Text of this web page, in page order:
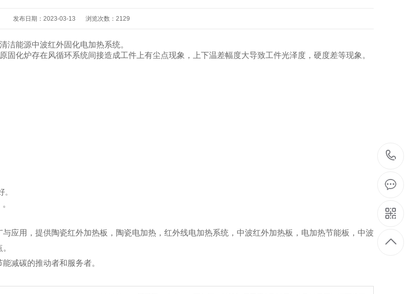
发布日期：2023-03-13 浏览次数：2129
洁能源中波红外固化电加热系统。
化炉存在风循环系统间接造成工件上有尘点现象，上下温差幅度大导致工件光泽度，硬度差等现象。
。
应用，提供陶瓷红外加热板，陶瓷电加热，红外线电加热系统，中波红外加热板，电加热节能板，中波
减碳的推动者和服务者。